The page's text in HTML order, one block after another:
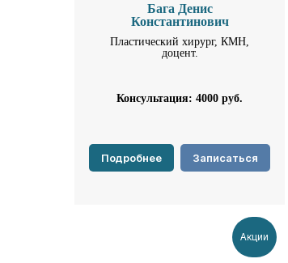
Бага Денис
Константинович
Пластический хирург, КМН,
доцент.
Консультация: 4000 руб.
Подробнее Записаться
Акции